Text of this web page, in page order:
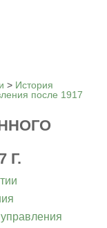
> История
после 1917
Г.